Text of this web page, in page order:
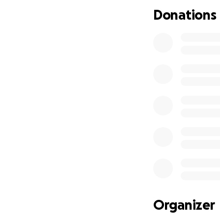
Transport i la
del territori català
Donations
Organizer